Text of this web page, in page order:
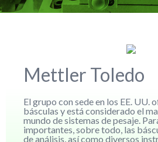
Mettler Toledo
El grupo con sede en los EE. UU.
básculas y está considerado el
mundo de sistemas de pesaje.
importantes, sobre todo, las
de análisis, así como diversos